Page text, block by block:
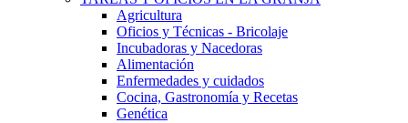
Agricultura
Oficios y Técnicas - Bricolaje
Incubadoras y Nacedoras
Alimentación
Enfermedades y cuidados
Cocina, Gastronomía y Recetas
Genética